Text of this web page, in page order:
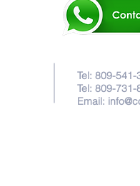
Tel: 809-541-
Tel: 809-731-
Email: